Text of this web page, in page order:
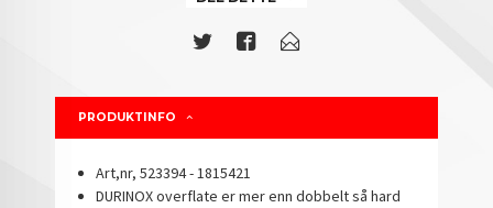
PRODUKTINFO
Art,nr, 523394 - 1815421
DURINOX overflate er mer enn dobbelt så hard